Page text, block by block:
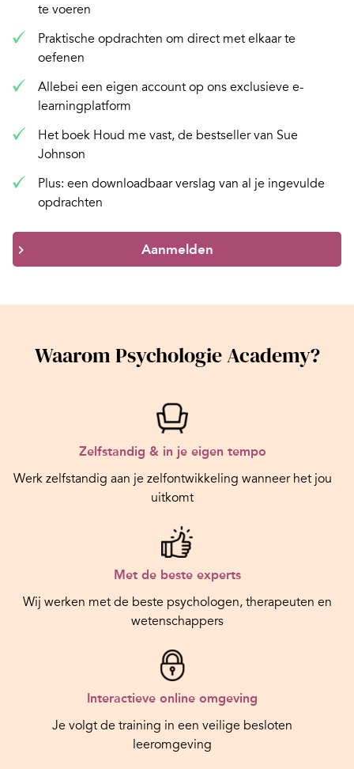
te voeren
Praktische opdrachten om direct met elkaar te
oefenen
Allebei een eigen account op ons exclusieve e-
learningplatform
Het boek Houd me vast, de bestseller van Sue
Johnson
Plus: een downloadbaar verslag van al je ingevulde
opdrachten
Aanmelden
Waarom Psychologie Academy?
Zelfstandig & in je eigen tempo
Werk zelfstandig aan je zelfontwikkeling wanneer het jou
uitkomt
Met de beste experts
Wij werken met de beste psychologen, therapeuten en
wetenschappers
Interactieve online omgeving
Je volgt de training in een veilige besloten
leeromgeving